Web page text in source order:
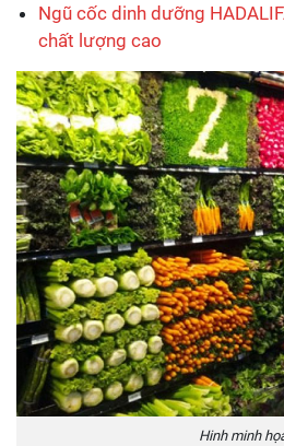
Ngũ cốc dinh dưỡng
chất lượng cao
Hinh minh